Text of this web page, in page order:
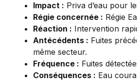
Impact : Priva d’eau pour
Régie concernée : Régie
Réaction : Intervention
Antécédents : Fuites
même secteur.
Fréquence : Fuites
Conséquences : Eau